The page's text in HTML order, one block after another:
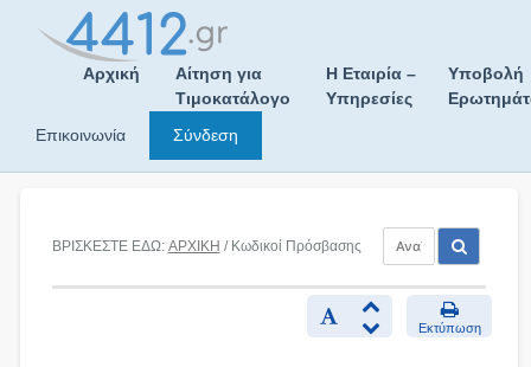
Αρχική
Αίτηση για
Τιμοκατάλογο
Η Εταιρία –
Υπηρεσίες
Υποβολή
Επικοινωνία
Σύνδεση
ΒΡΙΣΚΕΣΤΕ ΕΔΩ: ΑΡΧΙΚΗ / Κωδικοί Πρόσβασης
Εκτύπωση